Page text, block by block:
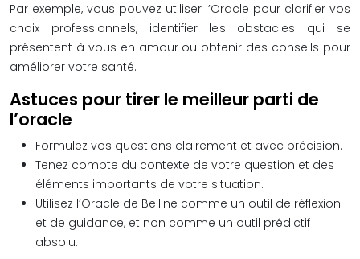
Par exemple, vous pouvez utiliser l’Oracle pour clarifier vos
choix professionnels, identifier les obstacles qui se
présentent à vous en amour ou obtenir des conseils pour
améliorer votre santé.
Astuces pour tirer le meilleur parti de
l’oracle
Formulez vos questions clairement et avec précision.
Tenez compte du contexte de votre question et des
éléments importants de votre situation.
Utilisez l’Oracle de Belline comme un outil de réflexion
et de guidance, et non comme un outil prédictif
absolu.